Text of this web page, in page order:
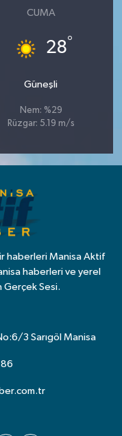
CUMA
28°
Güneşli
Nem: %29
Rüzgar: 5.19 m/s
haberleri Manisa Aktif
haberleri ve yerel
Gerçek Sesi.
3 Sarıgöl Manisa